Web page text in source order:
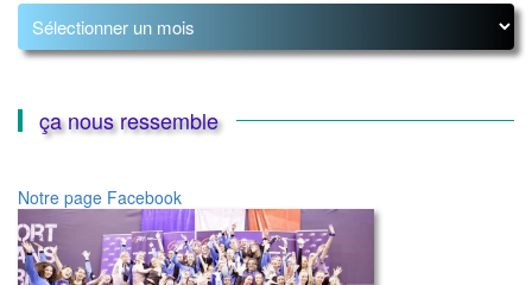
ça
s’est
passé
nousça nous ressemble
Notre page Facebook